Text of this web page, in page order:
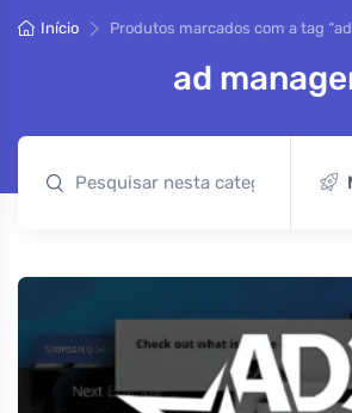
Início Produtos marcados com a tag
ad